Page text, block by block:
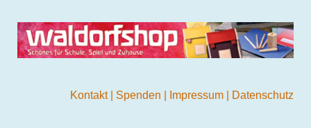
Kontakt Spenden Impressum Datenschutz